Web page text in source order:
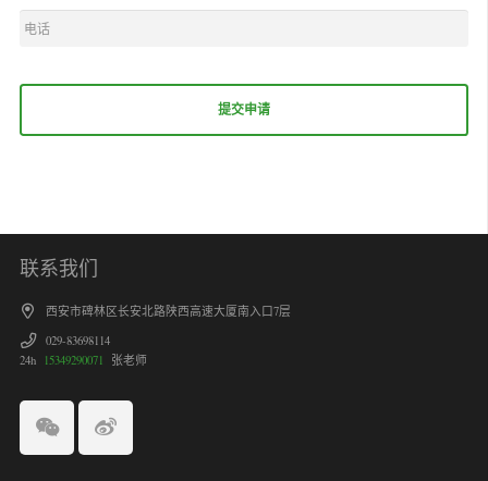
联系我们
西安市碑林区长安北路陕西高速大厦南入口7层
029-83698114
24h
15349290071 张老师